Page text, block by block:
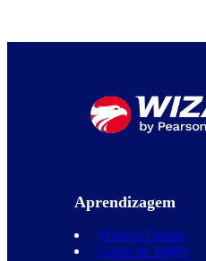
Aprendizagem
Nossos Cursos
Curso de Inglês